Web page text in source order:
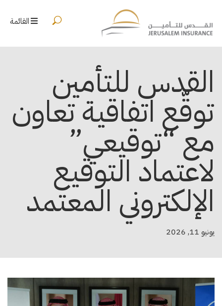
القائمة
القدس للتأمين
توقّع اتفاقية تعاون
مع “توقيعي”
لاعتماد التوقيع
الإلكتروني المعتمد
يونيو 11, 2026